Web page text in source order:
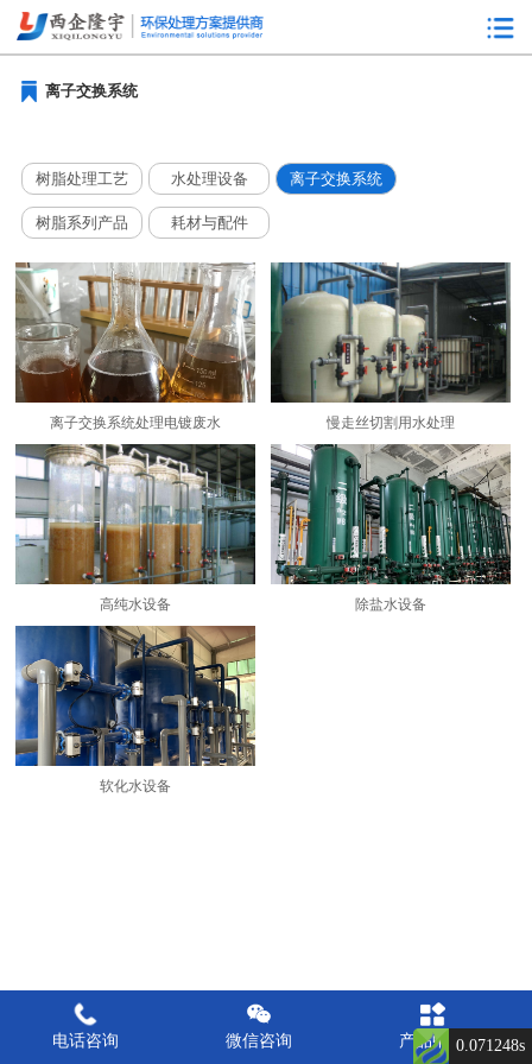
离子交换系统
树脂处理工艺 水处理设备 离子交换系统
树脂系列产品 耗材与配件
离子交换系统处理电镀废水 慢走丝切割用水处理
高纯水设备 除盐水设备
软化水设备
电话咨询 微信咨询 产品中心0.071248s